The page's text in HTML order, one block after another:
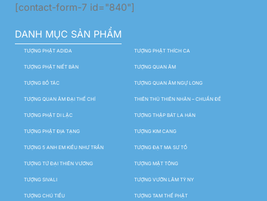
[contact-form-7 id="840"]
DANH MỤC SẢN PHẨM
TƯỢNG PHẬT ADIDA TƯỢNG PHẬT THÍCH CA
TƯỢNG PHẬT NIẾT BÀN TƯỢNG QUAN ÂM
TƯỢNG BỒ TÁC TƯỢNG QUAN ÂM NGỰ LONG
TƯỢNG QUAN ÂM ĐẠI THẾ CHÍ THIÊN THỦ THIÊN NHÃN – CHUẨN ĐỀ
TƯỢNG PHẬT DI LẶC TƯỢNG THẬP BÁT LA HÁN
TƯỢNG PHẬT ĐỊA TẠNG TƯỢNG KIM CANG
TƯỢNG 5 ANH EM KIỀU NHƯ TRẦN TƯỢNG ĐẠT MA SƯ TỔ
TƯỢNG TỨ ĐẠI THIÊN VƯƠNG TƯỢNG MẬT TÔNG
TƯỢNG SIVALI TƯỢNG VƯỜN LÂM TỲ NY
TƯỢNG CHÚ TIỂU TƯỢNG TAM THẾ PHẬT